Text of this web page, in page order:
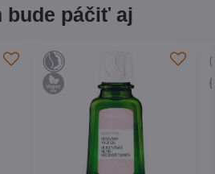
bude páčiť aj